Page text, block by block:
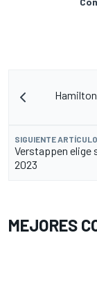
SIGUIENTE ARTÍCULO
Verstappen elige
2023
MEJORES